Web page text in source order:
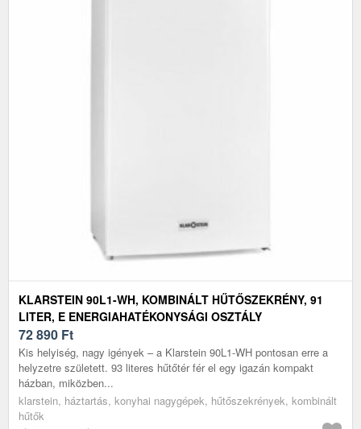
KLARSTEIN 90L1-WH, KOMBINÁLT HŰTŐSZEKRÉNY, 91
LITER, E ENERGIAHATÉKONYSÁGI OSZTÁLY
72 890 Ft
Kis helyiség, nagy igények – a Klarstein 90L1-WH pontosan erre a
helyzetre született. 93 literes hűtőtér fér el egy igazán kompakt
házban, miközben...
klarstein, háztartás, konyhai nagygépek, hűtőszekrények, kombinált
hűtők